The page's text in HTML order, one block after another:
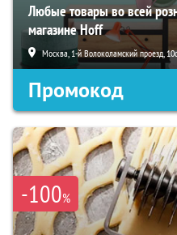
Любые товары во всей
магазине Hoff
Москва, 1-й Волоколамский проезд,
Промокод
-100%